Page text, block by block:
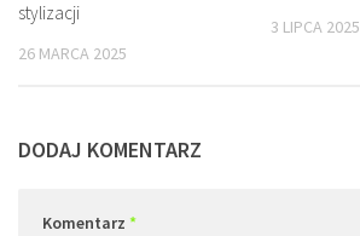
stylizacji
26 MARCA 2025
3 LIPCA 2025
DODAJ KOMENTARZ
Komentarz *